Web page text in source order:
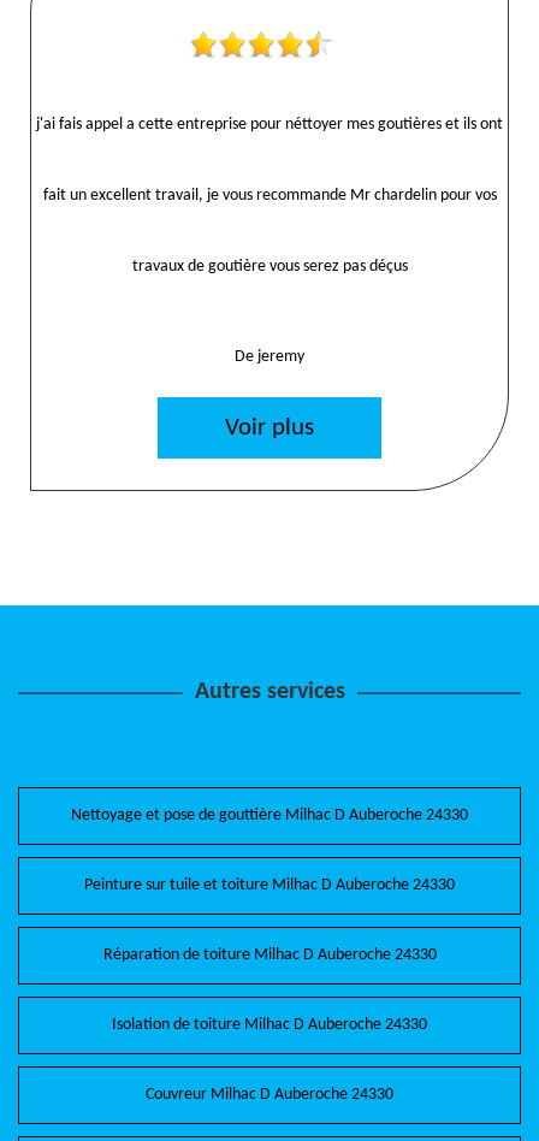
j'ai fais appel a cette entreprise pour néttoyer mes goutières et ils ont
fait un excellent travail, je vous recommande Mr chardelin pour vos
travaux de goutière vous serez pas déçus
De jeremy
Voir plus
Autres services
Nettoyage et pose de gouttière Milhac D Auberoche 24330
Peinture sur tuile et toiture Milhac D Auberoche 24330
Réparation de toiture Milhac D Auberoche 24330
Isolation de toiture Milhac D Auberoche 24330
Couvreur Milhac D Auberoche 24330